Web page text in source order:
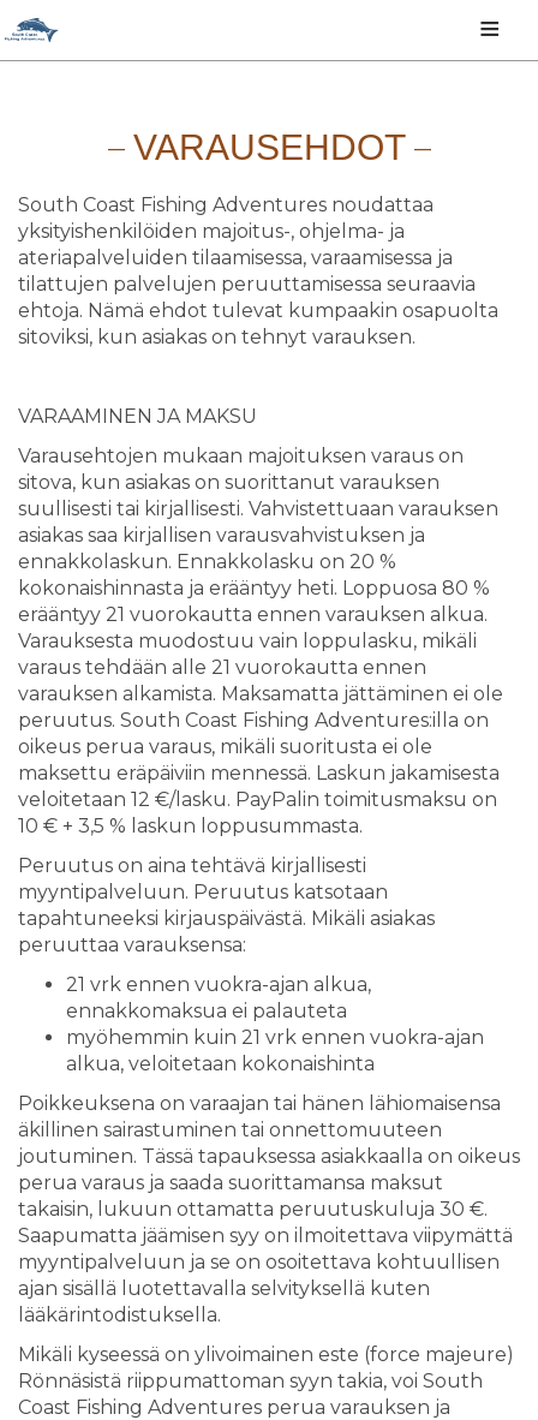
≡
VARAUSEHDOT
South Coast Fishing Adventures noudattaa
yksityishenkilöiden majoitus-, ohjelma- ja
ateriapalveluiden tilaamisessa, varaamisessa ja
tilattujen palvelujen peruuttamisessa seuraavia
ehtoja. Nämä ehdot tulevat kumpaakin osapuolta
sitoviksi, kun asiakas on tehnyt varauksen.
VARAAMINEN JA MAKSU
Varausehtojen mukaan majoituksen varaus on
sitova, kun asiakas on suorittanut varauksen
suullisesti tai kirjallisesti. Vahvistettuaan varauksen
asiakas saa kirjallisen varausvahvistuksen ja
ennakkolaskun. Ennakkolasku on 20 %
kokonaishinnasta ja erääntyy heti. Loppuosa 80 %
erääntyy 21 vuorokautta ennen varauksen alkua.
Varauksesta muodostuu vain loppulasku, mikäli
varaus tehdään alle 21 vuorokautta ennen
varauksen alkamista. Maksamatta jättäminen ei ole
peruutus. South Coast Fishing Adventures:illa on
oikeus perua varaus, mikäli suoritusta ei ole
maksettu eräpäiviin mennessä. Laskun jakamisesta
veloitetaan 12 €/lasku. PayPalin toimitusmaksu on
10 € + 3,5 % laskun loppusummasta.
Peruutus on aina tehtävä kirjallisesti
myyntipalveluun. Peruutus katsotaan
tapahtuneeksi kirjauspäivästä. Mikäli asiakas
peruuttaa varauksensa:
21 vrk ennen vuokra-ajan alkua,
ennakkomaksua ei palauteta
myöhemmin kuin 21 vrk ennen vuokra-ajan
alkua, veloitetaan kokonaishinta
Poikkeuksena on varaajan tai hänen lähiomaisensa
äkillinen sairastuminen tai onnettomuuteen
joutuminen. Tässä tapauksessa asiakkaalla on oikeus
perua varaus ja saada suorittamansa maksut
takaisin, lukuun ottamatta peruutuskuluja 30 €.
Saapumatta jäämisen syy on ilmoitettava viipymättä
myyntipalveluun ja se on osoitettava kohtuullisen
ajan sisällä luotettavalla selvityksellä kuten
lääkärintodistuksella.
Mikäli kyseessä on ylivoimainen este (force majeure)
Rönnäsistä riippumattoman syyn takia, voi South
Coast Fishing Adventures perua varauksen ja